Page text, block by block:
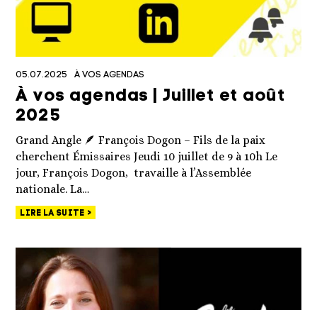
05.07.2025 À VOS AGENDAS
À vos agendas | Juillet et août
2025
Grand Angle 🪶 François Dogon – Fils de la paix
cherchent Émissaires Jeudi 10 juillet de 9 à 10h Le
jour, François Dogon, travaille à l’Assemblée
nationale. La…
LIRE LA SUITE